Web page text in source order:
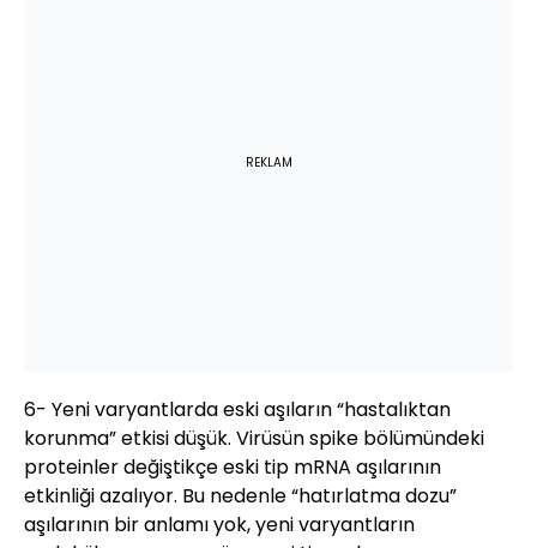
REKLAM
6- Yeni varyantlarda eski aşıların “hastalıktan
korunma” etkisi düşük. Virüsün spike bölümündeki
proteinler değiştikçe eski tip mRNA aşılarının
etkinliği azalıyor. Bu nedenle “hatırlatma dozu”
aşılarının bir anlamı yok, yeni varyantların